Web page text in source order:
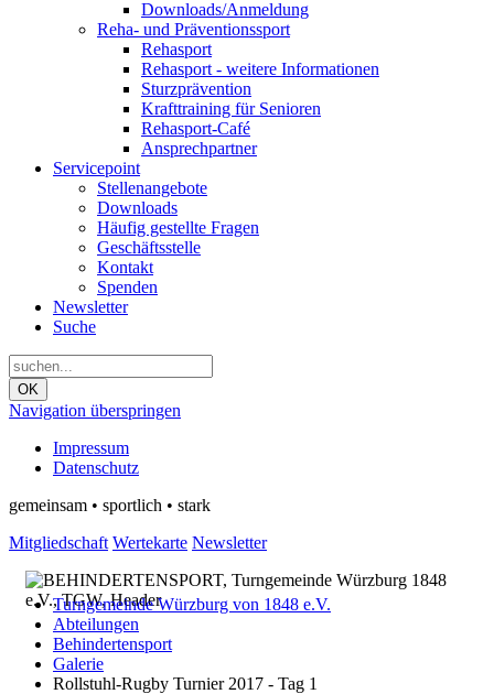
Downloads/Anmeldung
Reha- und Präventionssport
Rehasport
Rehasport - weitere Informationen
Sturzprävention
Krafttraining für Senioren
Rehasport-Café
Ansprechpartner
Servicepoint
Stellenangebote
Downloads
Häufig gestellte Fragen
Geschäftsstelle
Kontakt
Spenden
Newsletter
Suche
OK
Navigation überspringen
Impressum
Datenschutz
gemeinsam • sportlich • stark
Mitgliedschaft Wertekarte Newsletter
Turngemeinde Würzburg von 1848 e.V.
Abteilungen
Behindertensport
Galerie
Rollstuhl-Rugby Turnier 2017 - Tag 1